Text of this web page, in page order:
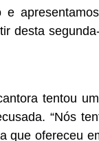
e
desta
tentou
“Nós
que ofereceu